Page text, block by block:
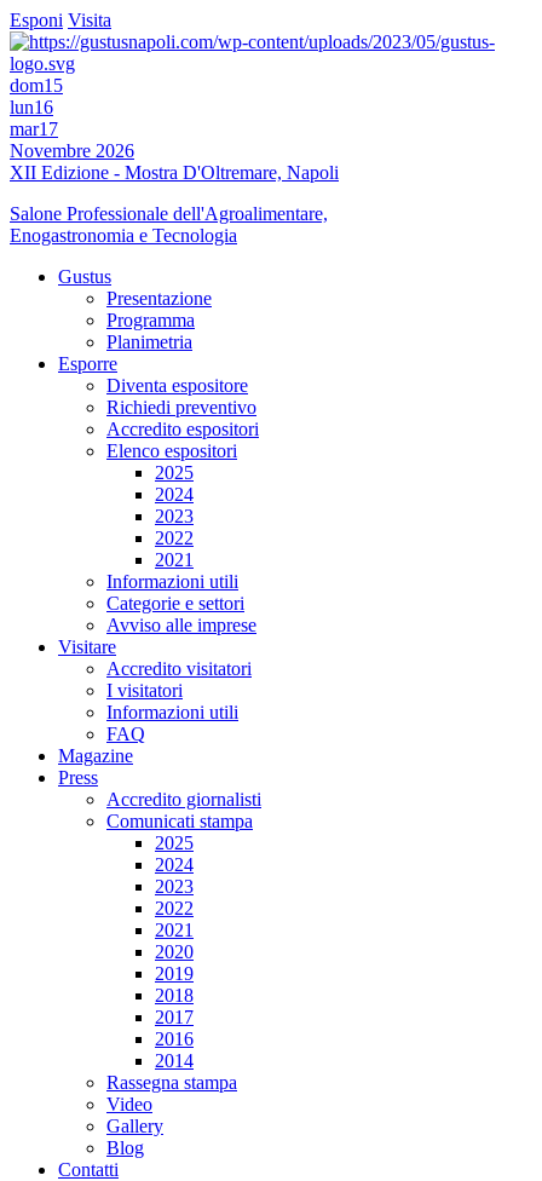
Esponi Visita
dom15
lun16
mar17
Novembre 2026
XII Edizione - Mostra D'Oltremare, Napoli
Salone Professionale dell'Agroalimentare,
Enogastronomia e Tecnologia
Gustus
Presentazione
Programma
Planimetria
Esporre
Diventa espositore
Richiedi preventivo
Accredito espositori
Elenco espositori
2025
2024
2023
2022
2021
Informazioni utili
Categorie e settori
Avviso alle imprese
Visitare
Accredito visitatori
I visitatori
Informazioni utili
FAQ
Magazine
Press
Accredito giornalisti
Comunicati stampa
2025
2024
2023
2022
2021
2020
2019
2018
2017
2016
2014
Rassegna stampa
Video
Gallery
Blog
Contatti